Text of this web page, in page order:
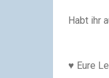
Habt ihr
♥ Eure